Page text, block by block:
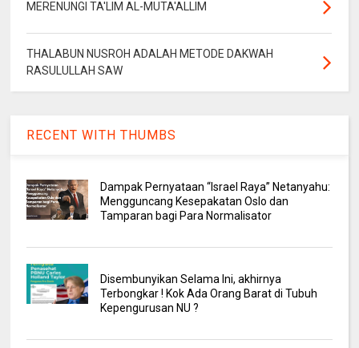
MERENUNGI TA'LIM AL-MUTA'ALLIM
THALABUN NUSROH ADALAH METODE DAKWAH
RASULULLAH SAW
RECENT WITH THUMBS
Dampak Pernyataan “Israel Raya” Netanyahu:
Mengguncang Kesepakatan Oslo dan
Tamparan bagi Para Normalisator
Disembunyikan Selama Ini, akhirnya
Terbongkar ! Kok Ada Orang Barat di Tubuh
Kepengurusan NU ?